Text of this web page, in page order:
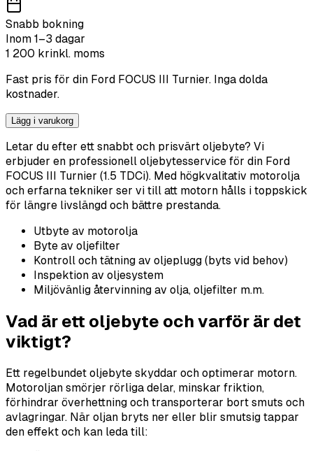
Snabb bokning
Inom 1–3 dagar
1 200 krinkl. moms
Fast pris för din Ford FOCUS III Turnier. Inga dolda
kostnader.
Lägg i varukorg
Letar du efter ett snabbt och prisvärt oljebyte? Vi
erbjuder en professionell oljebytesservice för din Ford
FOCUS III Turnier (1.5 TDCi). Med högkvalitativ motorolja
och erfarna tekniker ser vi till att motorn hålls i toppskick
för längre livslängd och bättre prestanda.
Utbyte av motorolja
Byte av oljefilter
Kontroll och tätning av oljeplugg (byts vid behov)
Inspektion av oljesystem
Miljövänlig återvinning av olja, oljefilter m.m.
Vad är ett oljebyte och varför är det
viktigt?
Ett regelbundet oljebyte skyddar och optimerar motorn.
Motoroljan smörjer rörliga delar, minskar friktion,
förhindrar överhettning och transporterar bort smuts och
avlagringar. När oljan bryts ner eller blir smutsig tappar
den effekt och kan leda till: